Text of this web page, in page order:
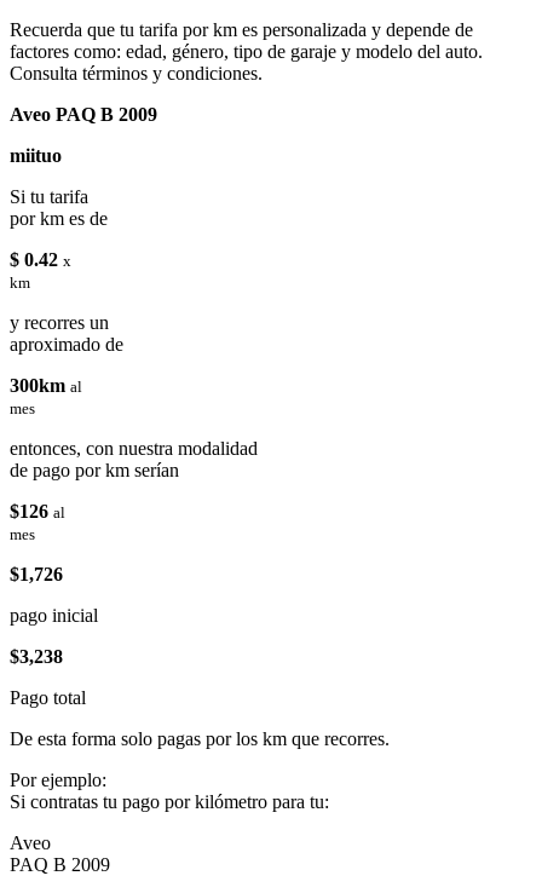
Recuerda que tu tarifa por km es personalizada y depende de
factores como: edad, género, tipo de garaje y modelo del auto.
Consulta términos y condiciones.
Aveo PAQ B 2009
miituo
Si tu tarifa
por km es de
$ 0.42 x
km
y recorres un
aproximado de
300km al
mes
entonces, con nuestra modalidad
de pago por km serían
$126 al
mes
$1,726
pago inicial
$3,238
Pago total
De esta forma solo pagas por los km que recorres.
Por ejemplo:
Si contratas tu pago por kilómetro para tu:
Aveo
PAQ B 2009